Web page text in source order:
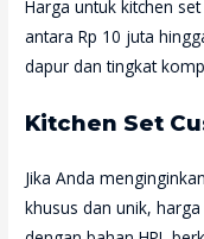
Harga untuk kitchen
antara Rp 10 juta
dapur dan tingkat
Kitchen Set
Jika Anda
khusus dan unik,